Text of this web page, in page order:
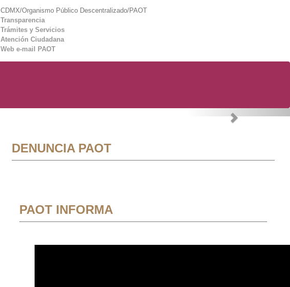
CDMX/Organismo Público Descentralizado/PAOT
Transparencia
Trámites y Servicios
Atención Ciudadana
Web e-mail PAOT
Next
DENUNCIA PAOT
PAOT INFORMA